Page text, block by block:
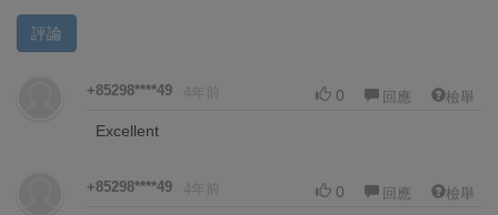
評論
+85298****49 4年前 0 回應 檢舉
Excellent
+85298****49 4年前 0 回應 檢舉